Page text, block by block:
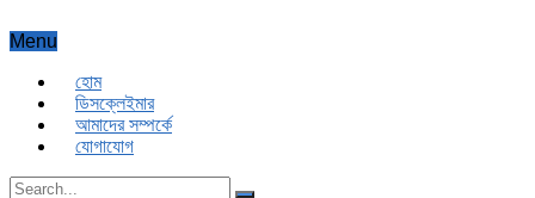
Menu
হোম
ডিসক্লেইমার
আমাদের সম্পর্কে
যোগাযোগ